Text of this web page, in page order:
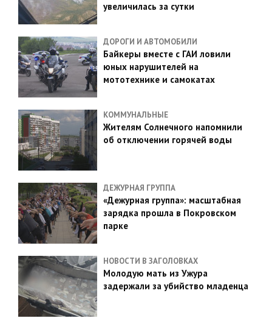
увеличилась за сутки
ДОРОГИ И АВТОМОБИЛИ
Байкеры вместе с ГАИ ловили
юных нарушителей на
мототехнике и самокатах
КОММУНАЛЬНЫЕ
Жителям Солнечного напомнили
об отключении горячей воды
ДЕЖУРНАЯ ГРУППА
«Дежурная группа»: масштабная
зарядка прошла в Покровском
парке
НОВОСТИ В ЗАГОЛОВКАХ
Молодую мать из Ужура
задержали за убийство младенца